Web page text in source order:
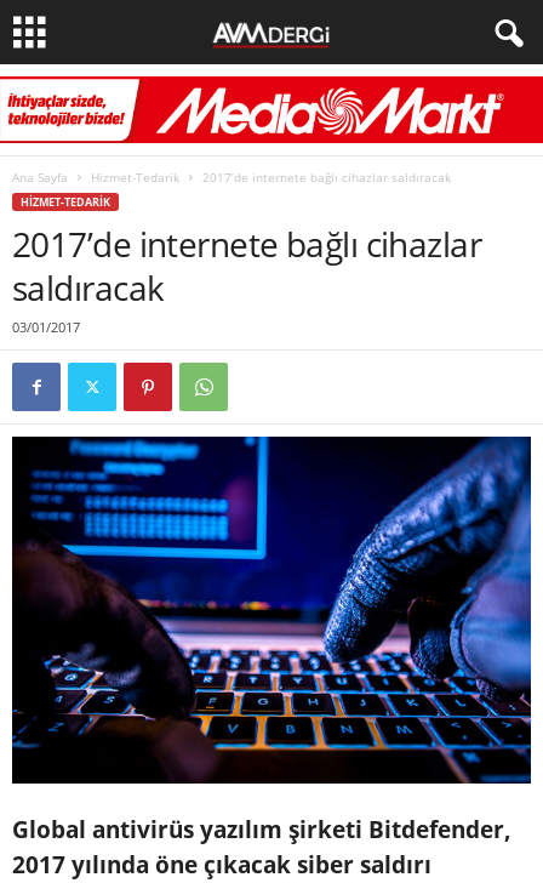
Ana Sayfa Hizmet-Tedarik 2017’de internete bağlı cihazlar saldıracak
HIZMET-TEDARIK
2017’de internete bağlı cihazlar
saldıracak
03/01/2017
Global antivirüs yazılım şirketi Bitdefender,
2017 yılında öne çıkacak siber saldırı